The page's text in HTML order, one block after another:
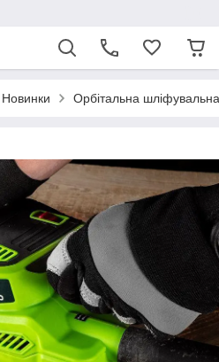
Новинки Орбітальна